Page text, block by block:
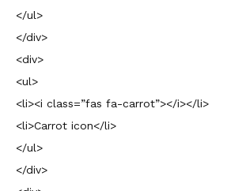
</ul>
</div>
<div>
<ul>
<li><i class=”fas fa-carrot”></i></li>
<li>Carrot icon</li>
</ul>
</div>